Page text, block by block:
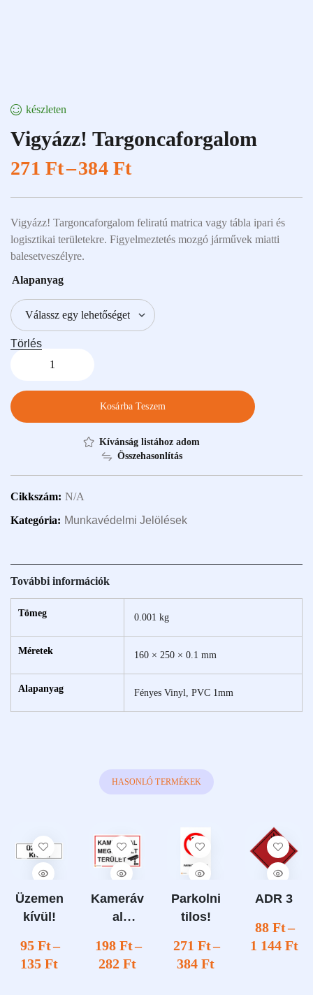
készleten
Vigyázz! Targoncaforgalom
271Ft–384Ft
Vigyázz! Targoncaforgalom feliratú matrica vagy tábla ipari és
logisztikai területekre. Figyelmeztetés mozgó járművek miatti
balesetveszélyre.
Alapanyag
Törlés
Kosárba Teszem
Kívánság listához adom
Összehasonlítás
Cikkszám: N/A
Kategória: Munkavédelmi Jelölések
További információk
Tömeg 0.001 kg
Méretek 160 × 250 × 0.1 mm
Alapanyag Fényes Vinyl, PVC 1mm
HASONLÓ TERMÉKEK
Üzemen
kívül!
95 Ft–
135 Ft
Kameráv
al
lt terület
198 Ft–
282 Ft
Parkolni
tilos!
271 Ft–
384 Ft
ADR 3
88 Ft–
1 144 Ft